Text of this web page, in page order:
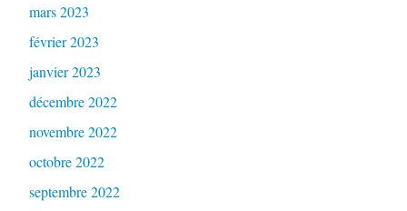
mars 2023
février 2023
janvier 2023
décembre 2022
novembre 2022
octobre 2022
septembre 2022